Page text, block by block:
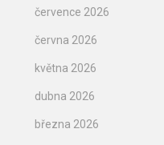
července 2026
června 2026
května 2026
dubna 2026
března 2026